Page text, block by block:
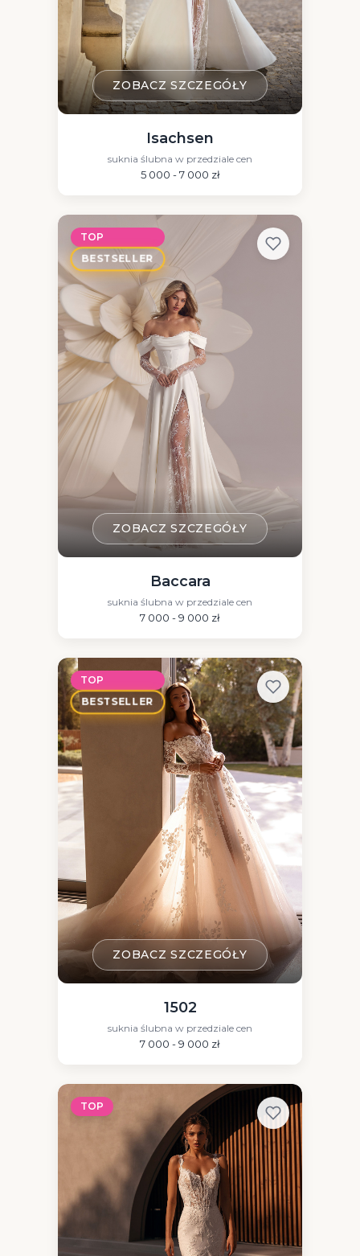
ZOBACZ SZCZEGÓŁY
Isachsen
suknia ślubna w przedziale cen
5 000 - 7 000 zł
TOP
BESTSELLER
ZOBACZ SZCZEGÓŁY
Baccara
suknia ślubna w przedziale cen
7 000 - 9 000 zł
TOP
BESTSELLER
ZOBACZ SZCZEGÓŁY
1502
suknia ślubna w przedziale cen
7 000 - 9 000 zł
TOP